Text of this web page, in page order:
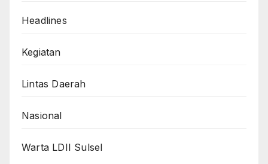
Headlines
Kegiatan
Lintas Daerah
Nasional
Warta LDII Sulsel